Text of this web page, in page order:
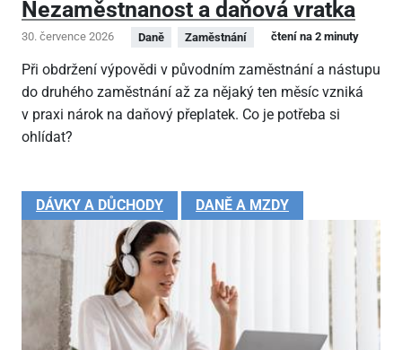
Nezaměstnanost a daňová vratka
30. července 2026 Daně Zaměstnání čtení na 2 minuty
Při obdržení výpovědi v původním zaměstnání a nástupu
do druhého zaměstnání až za nějaký ten měsíc vzniká
v praxi nárok na daňový přeplatek. Co je potřeba si
ohlídat?
DÁVKY A DŮCHODY DANĚ A MZDY